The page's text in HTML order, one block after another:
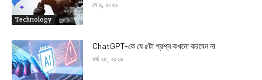
Technology
মে ৬, ২০২৬
ChatGPT-কে যে ৫টা প্রশ্ন কখনো করবেন না
মার্চ ২৫, ২০২৬